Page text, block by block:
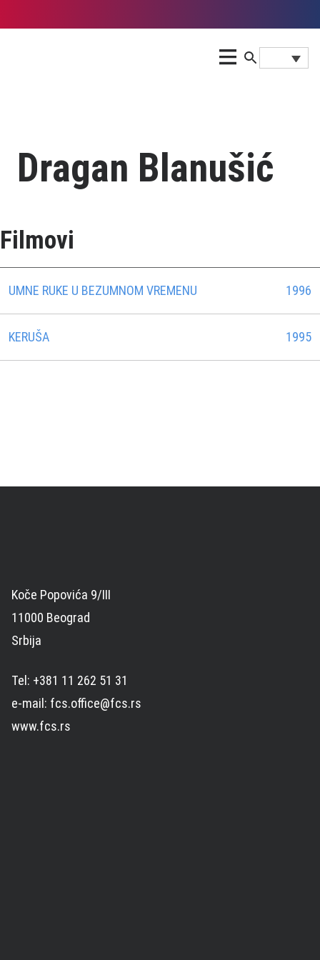
Dragan Blanušić
Filmovi
UMNE RUKE U BEZUMNOM VREMENU 1996
KERUŠA 1995
Koče Popovića 9/III
11000 Beograd
Srbija
Tel: +381 11 262 51 31
e-mail: fcs.office@fcs.rs
www.fcs.rs